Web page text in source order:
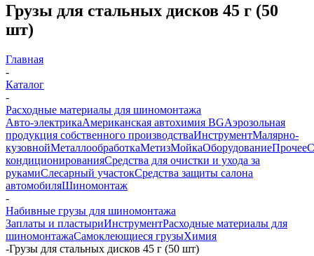
Грузы для стальных дисков 45 г (50
шт)
Главная
-
Каталог
-
Расходные материалы для шиномонтажа
Авто-электрикаАмериканская автохимия BGАэрозольная
продукция собственного производстваИнструментМалярно-
кузовнойМеталлообработкаМетизМойкаОборудованиеПрочее
кондиционированияСредства для очистки и ухода за
рукамиСлесарный участокСредства защиты салона
автомобиляШиномонтаж
-
Набивные грузы для шиномонтажа
Заплаты и пластыриИнструментРасходные материалы для
шиномонтажаСамоклеющиеся грузыХимия
-Грузы для стальных дисков 45 г (50 шт)